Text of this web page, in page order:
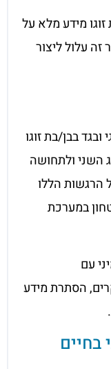
מידע מלא על
זה עלול ליצור
בבן/בת זוגו
השני ולתחושה
הרגשות הללו
במערכת
עם
הסתרת מידע
בחיים